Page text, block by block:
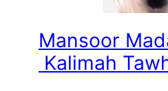
Mansoor
Kalimah